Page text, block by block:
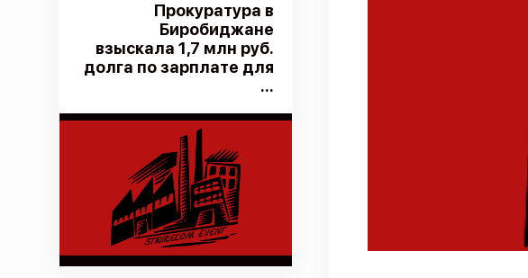
Прокуратура в
Биробиджане
взыскала 1,7 млн руб.
долга по зарплате для
...